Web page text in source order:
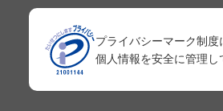
プライバシーマーク制度
個人情報を安全に管理し